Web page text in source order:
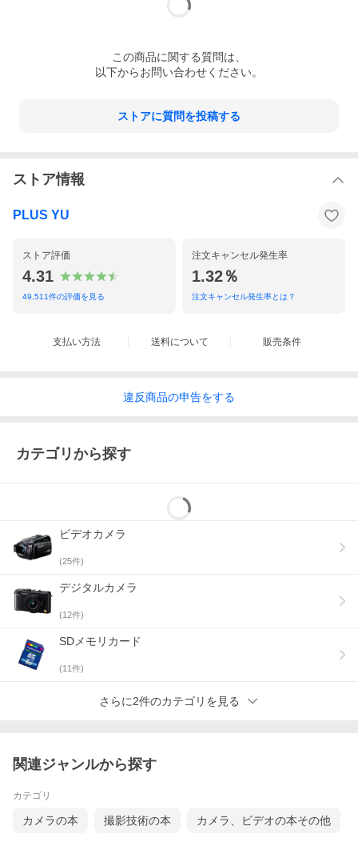
電気用品安全法(本体)
電気用品安全法(付属品等)
この商品に関する質問は、
以下からお問い合わせください。
ストアに質問を投稿する
ストア情報
PLUS YU
ストア評価
4.31
49,511件の評価を見る
注文キャンセル発生率
1.32％
注文キャンセル発生率とは？
支払い方法 送料について 販売条件
違反商品の申告をする
カテゴリから探す
ビデオカメラ
(25件)
デジタルカメラ
(12件)
SDメモリカード
(11件)
さらに2件のカテゴリを見る
関連ジャンルから探す
カテゴリ
カメラの本 撮影技術の本 カメラ、ビデオの本その他